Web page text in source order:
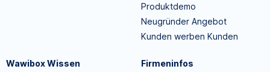
Produktdemo
Neugründer Angebot
Kunden werben Kunden
Wawibox Wissen
Firmeninfos